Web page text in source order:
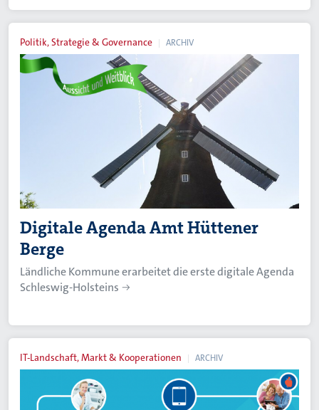
Politik, Strategie & Governance ARCHIV
Digitale Agenda Amt Hüttener
Berge
Ländliche Kommune erarbeitet die erste digitale Agenda
Schleswig-Holsteins
IT-Landschaft, Markt & Kooperationen ARCHIV